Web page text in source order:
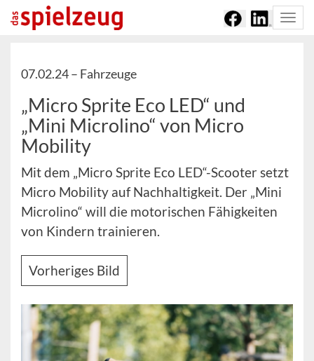
07.02.24 – Fahrzeuge
„Micro Sprite Eco LED“ und
„Mini Microlino“ von Micro
Mobility
Mit dem „Micro Sprite Eco LED“-Scooter setzt
Micro Mobility auf Nachhaltigkeit. Der „Mini
Microlino“ will die motorischen Fähigkeiten
von Kindern trainieren.
Vorheriges Bild